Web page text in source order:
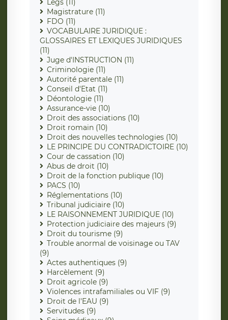
Legs (11)
Magistrature (11)
FDO (11)
VOCABULAIRE JURIDIQUE :
GLOSSAIRES ET LEXIQUES JURIDIQUES
(11)
Juge d'INSTRUCTION (11)
Criminologie (11)
Autorité parentale (11)
Conseil d'Etat (11)
Déontologie (11)
Assurance-vie (10)
Droit des associations (10)
Droit romain (10)
Droit des nouvelles technologies (10)
LE PRINCIPE DU CONTRADICTOIRE (10)
Cour de cassation (10)
Abus de droit (10)
Droit de la fonction publique (10)
PACS (10)
Réglementations (10)
Tribunal judiciaire (10)
LE RAISONNEMENT JURIDIQUE (10)
Protection judiciaire des majeurs (9)
Droit du tourisme (9)
Trouble anormal de voisinage ou TAV
(9)
Actes authentiques (9)
Harcèlement (9)
Droit agricole (9)
Violences intrafamiliales ou VIF (9)
Droit de l'EAU (9)
Servitudes (9)